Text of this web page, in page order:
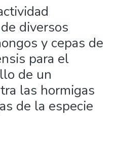
diversos
y cepas de
para el
de un
las hormigas
de la especie